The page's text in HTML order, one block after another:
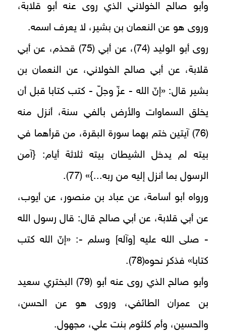
وأبو صالح الخولاني الذي روى عنه أبو قلابة،
وروى هو عن النعمان بن بشير، لا يعرف اسمه.
روى أبو الوليد (74)، عن أبي (75) قحذم، عن أبي
قلابة، عن أبي صالح الخولاني، عن النعمان بن
بشير قال: «إنّ الله - عزّ وجلّ - كتب كتابا قبل أن
يخلق السماوات والأرض بألفي سنة، أنزل منه
(76) آيتين ختم بهما سورة البقرة، من قرأهما في
بيته لم يدخل الشيطان بيته ثلاثة أيام: {آمن
الرسول بما أنزل إليه من ربه...}
» (77).
ورواه أبو أسامة، عن عباد بن منصور، عن أيوب،
عن أبي قلابة، عن أبي صالح قال: قال رسول الله
- صلى الله عليه [وآله] وسلم -: «إنّ الله كتب
كتابا» فذكر نحوه(78).
وأبو صالح الذي روى عنه أبو (79) البختري سعيد
بن عمران الطائفي، وروى هو عن الحسن،
والحسين، وأم كلثوم بنت علي، مجهول.